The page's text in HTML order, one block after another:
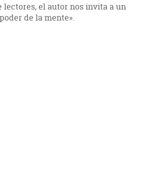
el autor nos invita a un
de la mente».